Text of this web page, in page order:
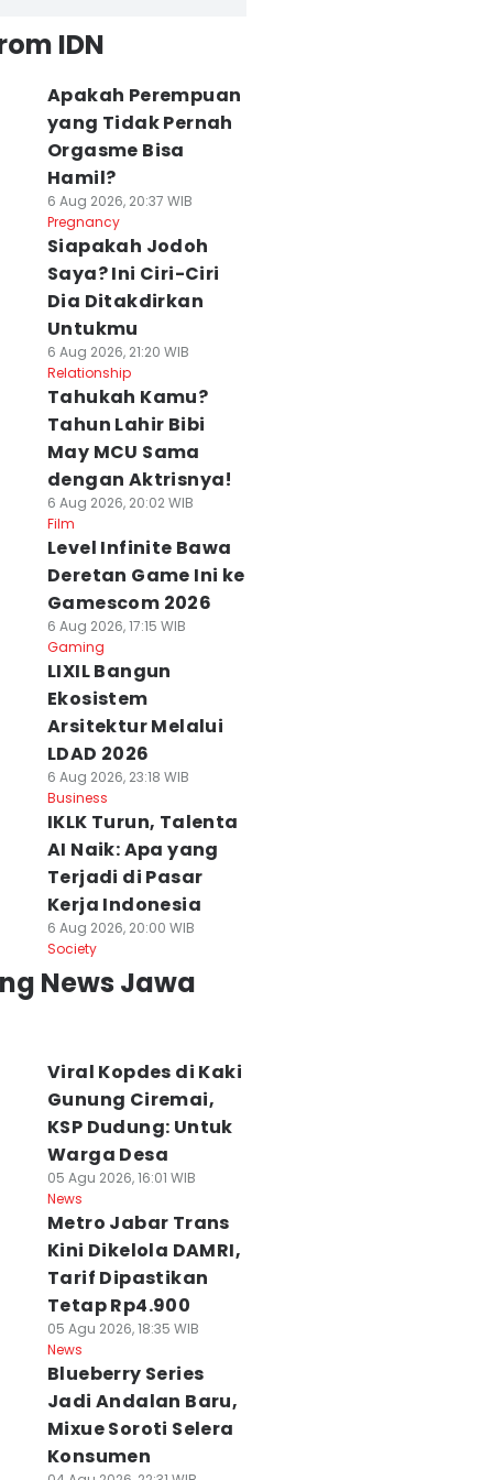
IDN
Apakah Perempuan
yang Tidak Pernah
Orgasme Bisa
Hamil?
6 Aug 2026, 20:37 WIB
Pregnancy
Siapakah Jodoh
Saya? Ini Ciri-Ciri
Dia Ditakdirkan
Untukmu
6 Aug 2026, 21:20 WIB
Relationship
Tahukah Kamu?
Tahun Lahir Bibi
May MCU Sama
dengan Aktrisnya!
6 Aug 2026, 20:02 WIB
Film
Level Infinite Bawa
Deretan Game Ini ke
Gamescom 2026
6 Aug 2026, 17:15 WIB
Gaming
LIXIL Bangun
Ekosistem
Arsitektur Melalui
LDAD 2026
6 Aug 2026, 23:18 WIB
Business
IKLK Turun, Talenta
AI Naik: Apa yang
Terjadi di Pasar
Kerja Indonesia
6 Aug 2026, 20:00 WIB
Society
News Jawa
Viral Kopdes di Kaki
Gunung Ciremai,
KSP Dudung: Untuk
Warga Desa
05 Agu 2026, 16:01 WIB
News
Metro Jabar Trans
Kini Dikelola DAMRI,
Tarif Dipastikan
Tetap Rp4.900
05 Agu 2026, 18:35 WIB
News
Blueberry Series
Jadi Andalan Baru,
Mixue Soroti Selera
Konsumen